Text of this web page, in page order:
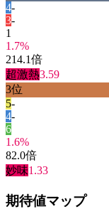
4-
3-
1
1.7%
214.1倍
超激熱3.59
3位
5-
4-
6
1.6%
82.0倍
妙味1.33
期待値マップ